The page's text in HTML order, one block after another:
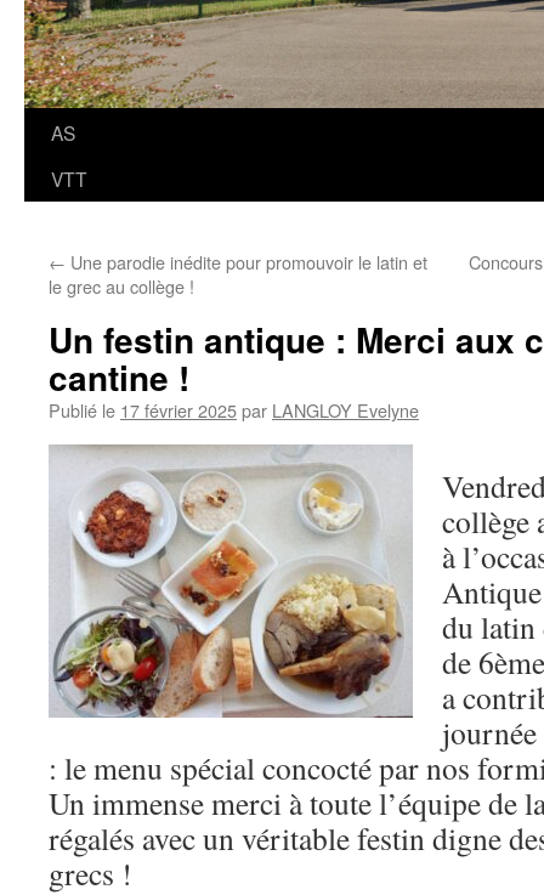
AS
VTT
← Une parodie inédite pour promouvoir le latin et
le grec au collège !
Un festin antique : Merci aux
cantine !
Publié le 17 février 2025par LANGLOY Evelyne
collège
à
du latin
de
a
: le menu spécial concocté par nos
Un immense merci à toute l’équipe de
régalés avec un véritable festin digne
grecs !